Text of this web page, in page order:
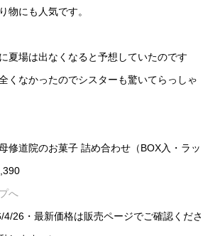
物にも人気です。
夏場は出なくなると予想していたのです
くなかったのでシスターも驚いてらっしゃ
修道院のお菓子 詰め合わせ（BOX入・ラッ
へ
4/26・最新価格は販売ページでご確認くださ